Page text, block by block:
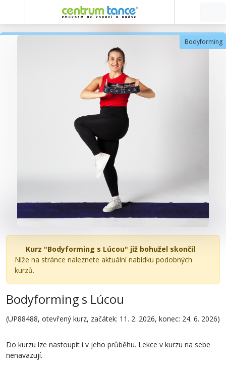
Bodyforming
Kurz "Bodyforming s Lúcou" již bohužel skončil.
Níže na stránce naleznete aktuální nabídku podobných
kurzů.
Bodyforming s Lúcou
(UP88488, otevřený kurz, začátek: 11. 2. 2026, konec: 24. 6. 2026)
Do kurzu lze nastoupit i v jeho průběhu. Lekce v kurzu na sebe
nenavazují.